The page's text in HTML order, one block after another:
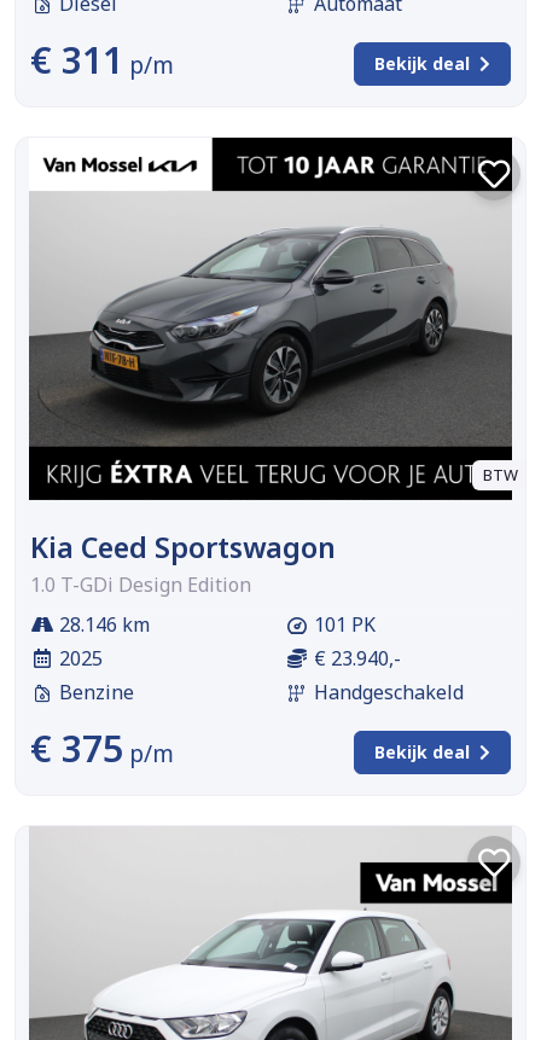
€ 311 p/m Bekijk deal
BTW
Kia Ceed Sportswagon
1.0 T-GDi Design Edition
28.146 km
2025
Benzine
101 PK
€ 23.940,-
Handgeschakeld
€ 375 p/m Bekijk deal